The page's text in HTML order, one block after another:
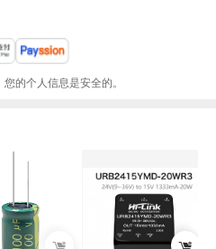
的个人信息是安全的。